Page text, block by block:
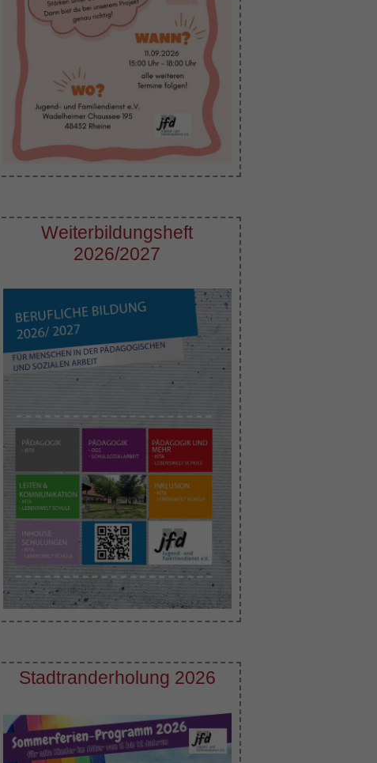
Weiterbildungsheft
2026/2027
Stadtranderholung 2026